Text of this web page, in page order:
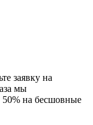
заявку на
мы
50% на бесшовные